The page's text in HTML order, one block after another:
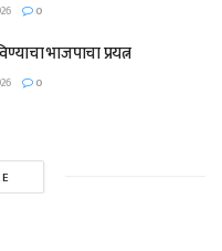
0
भाजपाचा प्रयत्न
0